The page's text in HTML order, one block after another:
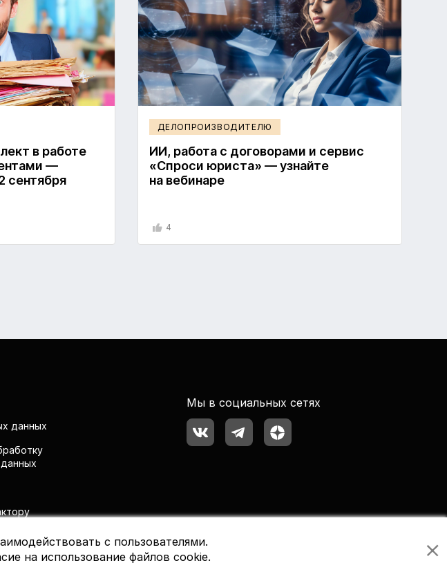
в работе
—
сентября
ДЕЛОПРОИЗВОДИТЕЛЮ
ИИ, работа с договорами и сервис
«Спроси юриста» — узнайте
на вебинаре
4
данных
Мы в социальных сетях
с пользователями.
на использование файлов cookie.